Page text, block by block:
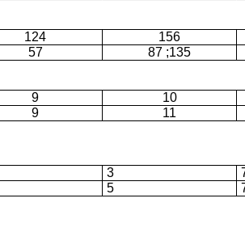
124 156
57 87 ;135
9 10
9 11
3
5